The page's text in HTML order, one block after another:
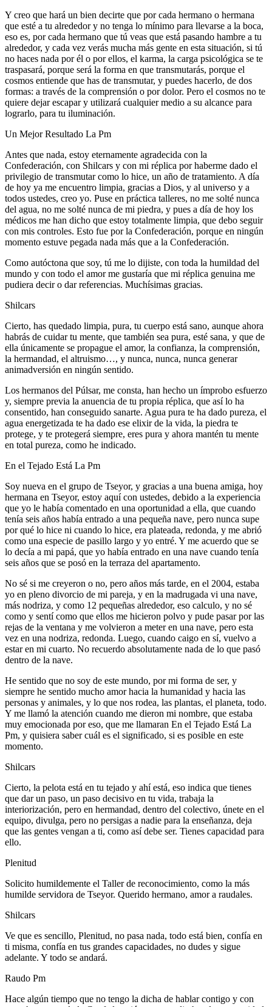
Y creo que hará un bien decirte que por cada hermano o hermana
que esté a tu alrededor y no tenga lo mínimo para llevarse a la boca,
eso es, por cada hermano que tú veas que está pasando hambre a tu
alrededor, y cada vez verás mucha más gente en esta situación, si tú
no haces nada por él o por ellos, el karma, la carga psicológica se te
traspasará, porque será la forma en que transmutarás, porque el
cosmos entiende que has de transmutar, y puedes hacerlo, de dos
formas: a través de la comprensión o por dolor. Pero el cosmos no te
quiere dejar escapar y utilizará cualquier medio a su alcance para
lograrlo, para tu iluminación.
Un Mejor Resultado La Pm
Antes que nada, estoy eternamente agradecida con la
Confederación, con Shilcars y con mi réplica por haberme dado el
privilegio de transmutar como lo hice, un año de tratamiento. A día
de hoy ya me encuentro limpia, gracias a Dios, y al universo y a
todos ustedes, creo yo. Puse en práctica talleres, no me solté nunca
del agua, no me solté nunca de mi piedra, y pues a día de hoy los
médicos me han dicho que estoy totalmente limpia, que debo seguir
con mis controles. Esto fue por la Confederación, porque en ningún
momento estuve pegada nada más que a la Confederación.
Como autóctona que soy, tú me lo dijiste, con toda la humildad del
mundo y con todo el amor me gustaría que mi réplica genuina me
pudiera decir o dar referencias. Muchísimas gracias.
Shilcars
Cierto, has quedado limpia, pura, tu cuerpo está sano, aunque ahora
habrás de cuidar tu mente, que también sea pura, esté sana, y que de
ella únicamente se propague el amor, la confianza, la comprensión,
la hermandad, el altruismo…, y nunca, nunca, nunca generar
animadversión en ningún sentido.
Los hermanos del Púlsar, me consta, han hecho un ímprobo esfuerzo
y, siempre previa la anuencia de tu propia réplica, que así lo ha
consentido, han conseguido sanarte. Agua pura te ha dado pureza, el
agua energetizada te ha dado ese elixir de la vida, la piedra te
protege, y te protegerá siempre, eres pura y ahora mantén tu mente
en total pureza, como he indicado.
En el Tejado Está La Pm
Soy nueva en el grupo de Tseyor, y gracias a una buena amiga, hoy
hermana en Tseyor, estoy aquí con ustedes, debido a la experiencia
que yo le había comentado en una oportunidad a ella, que cuando
tenía seis años había entrado a una pequeña nave, pero nunca supe
por qué lo hice ni cuando lo hice, era plateada, redonda, y me abrió
como una especie de pasillo largo y yo entré. Y me acuerdo que se
lo decía a mi papá, que yo había entrado en una nave cuando tenía
seis años que se posó en la terraza del apartamento.
No sé si me creyeron o no, pero años más tarde, en el 2004, estaba
yo en pleno divorcio de mi pareja, y en la madrugada vi una nave,
más nodriza, y como 12 pequeñas alrededor, eso calculo, y no sé
como y sentí como que ellos me hicieron polvo y pude pasar por las
rejas de la ventana y me volvieron a meter en una nave, pero esta
vez en una nodriza, redonda. Luego, cuando caigo en sí, vuelvo a
estar en mi cuarto. No recuerdo absolutamente nada de lo que pasó
dentro de la nave.
He sentido que no soy de este mundo, por mi forma de ser, y
siempre he sentido mucho amor hacia la humanidad y hacia las
personas y animales, y lo que nos rodea, las plantas, el planeta, todo.
Y me llamó la atención cuando me dieron mi nombre, que estaba
muy emocionada por eso, que me llamaran En el Tejado Está La
Pm, y quisiera saber cuál es el significado, si es posible en este
momento.
Shilcars
Cierto, la pelota está en tu tejado y ahí está, eso indica que tienes
que dar un paso, un paso decisivo en tu vida, trabaja la
interiorización, pero en hermandad, dentro del colectivo, únete en el
equipo, divulga, pero no persigas a nadie para la enseñanza, deja
que las gentes vengan a ti, como así debe ser. Tienes capacidad para
ello.
Plenitud
Solicito humildemente el Taller de reconocimiento, como la más
humilde servidora de Tseyor. Querido hermano, amor a raudales.
Shilcars
Ve que es sencillo, Plenitud, no pasa nada, todo está bien, confía en
ti misma, confía en tus grandes capacidades, no dudes y sigue
adelante. Y todo se andará.
Raudo Pm
Hace algún tiempo que no tengo la dicha de hablar contigo y con